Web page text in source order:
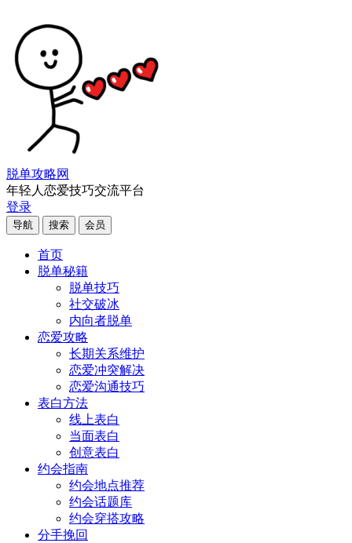
脱单攻略网
年轻人恋爱技巧交流平台
登录
导航 搜索 会员
首页
脱单秘籍
脱单技巧
社交破冰
内向者脱单
恋爱攻略
长期关系维护
恋爱冲突解决
恋爱沟通技巧
表白方法
线上表白
当面表白
创意表白
约会指南
约会地点推荐
约会话题库
约会穿搭攻略
分手挽回